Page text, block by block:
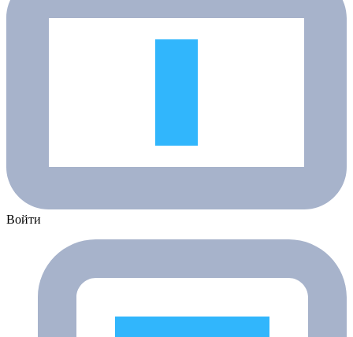
Войти